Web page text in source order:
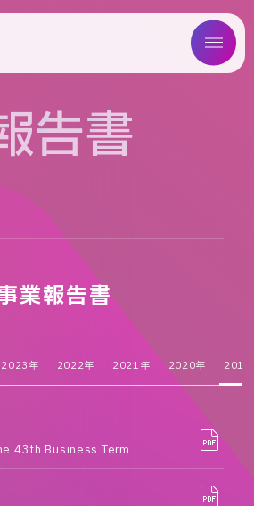
US
SERVICE
IR
告書
業報告書
2023年 2022年 2021年 2020年 2019
43th Business Term